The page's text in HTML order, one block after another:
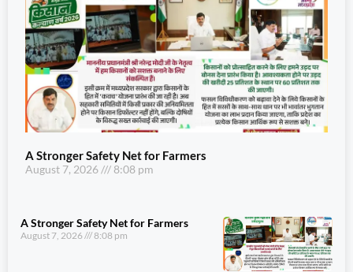
A Stronger Safety Net for Farmers
August 7, 2026 8:08 pm
A Stronger Safety Net for Farmers
August 7, 2026 8:08 pm